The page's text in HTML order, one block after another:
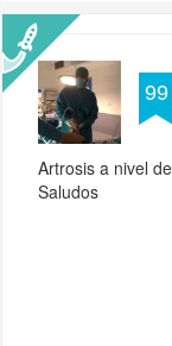
99
Artrosis a nivel
Saludos